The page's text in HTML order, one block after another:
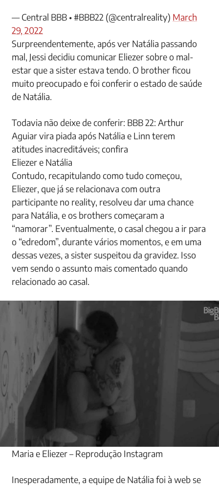
— Central BBB • #BBB22 (@centralreality) March
29, 2022
Surpreendentemente, após ver Natália passando
mal, Jessi decidiu comunicar Eliezer sobre o mal-
estar que a sister estava tendo. O brother ficou
muito preocupado e foi conferir o estado de saúde
de Natália.
Todavia não deixe de conferir: BBB 22: Arthur
Aguiar vira piada após Natália e Linn terem
atitudes inacreditáveis; confira
Eliezer e Natália
Contudo, recapitulando como tudo começou,
Eliezer, que já se relacionava com outra
participante no reality, resolveu dar uma chance
para Natália, e os brothers começaram a
“namorar”. Eventualmente, o casal chegou a ir para
o “edredom”, durante vários momentos, e em uma
dessas vezes, a sister suspeitou da gravidez. Isso
vem sendo o assunto mais comentado quando
relacionado ao casal.
Maria e Eliezer – Reprodução Instagram
Inesperadamente, a equipe de Natália foi à web se